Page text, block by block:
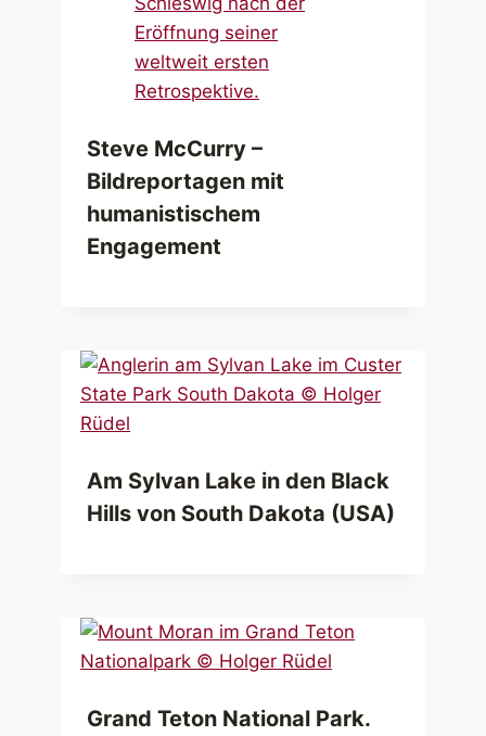
Steve McCurry –
Bildreportagen mit
humanistischem
Engagement
Am Sylvan Lake in den Black
Hills von South Dakota (USA)
Grand Teton National Park.